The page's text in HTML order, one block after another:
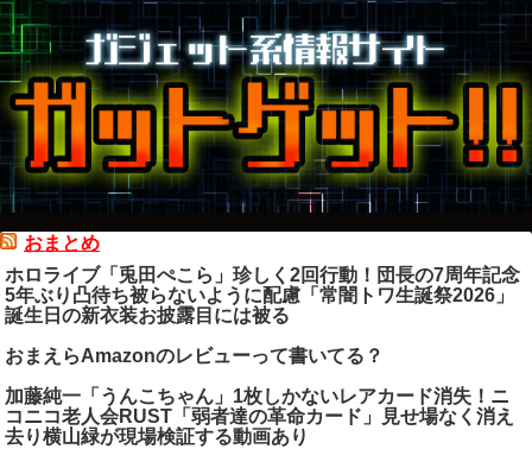
おまとめ
ホロライブ「兎田ぺこら」珍しく2回行動！団長の7周年記念
5年ぶり凸待ち被らないように配慮「常闇トワ生誕祭2026」
誕生日の新衣装お披露目には被る
おまえらAmazonのレビューって書いてる？
加藤純一「うんこちゃん」1枚しかないレアカード消失！ニ
コニコ老人会RUST「弱者達の革命カード」見せ場なく消え
去り横山緑が現場検証する動画あり